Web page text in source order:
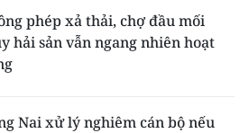
TIN
phép xả thải, chợ đầu mối
hải sản vẫn ngang nhiên hoạt
Nai xử lý nghiêm cán bộ nếu